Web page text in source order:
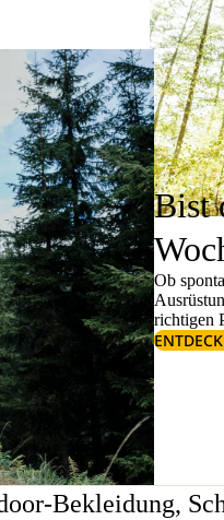
Bist
Ob
richtigen
Bekleidung,